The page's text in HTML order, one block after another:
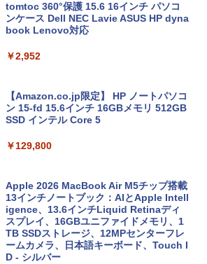
tomtoc 360°保護 15.6 16インチ パソコ
ンケース Dell NEC Lavie ASUS HP dyna
book Lenovo対応
￥2,952
【Amazon.co.jp限定】 HP ノートパソコ
ン 15-fd 15.6インチ 16GBメモリ 512GB
SSD インテル Core 5
￥129,800
Apple 2026 MacBook Air M5チップ搭載
13インチノートブック：AIとApple Intell
igence、13.6インチLiquid Retinaディ
スプレイ、16GBユニファイドメモリ、1
TB SSDストレージ、12MPセンターフレ
ームカメラ、日本語キーボード、Touch I
D - シルバー